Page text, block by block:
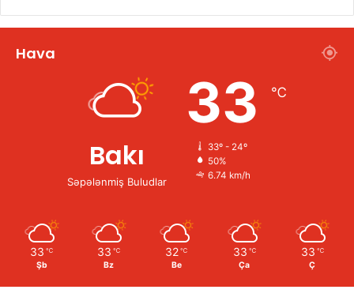
Hava
Bakı
Səpələnmiş Buludlar
33 ℃
33º - 24º
50%
6.74 km/h
33 ℃
Şb
33 ℃
Bz
32 ℃
Be
33 ℃
Ça
33 ℃
Ç